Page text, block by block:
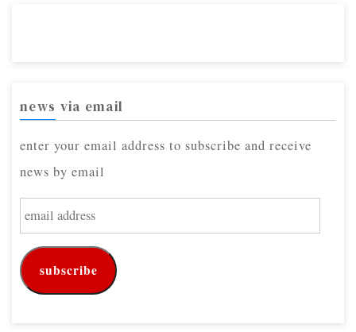
news via email
enter your email address to subscribe and receive
news by email
m
a
i
subscribe